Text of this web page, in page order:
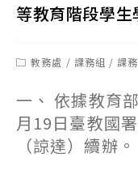
等教育階段學
Post教務處 / 課務組 / 課
一、 依據教育
月19日臺教國
（諒達）續辦。